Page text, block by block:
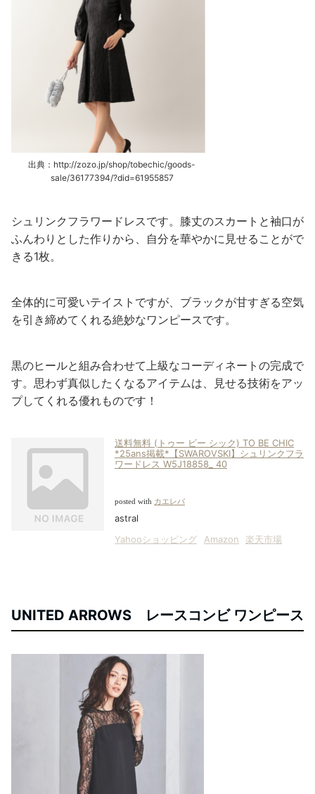
出典：http://zozo.jp/shop/tobechic/goods-
sale/36177394/?did=61955857
シュリンクフラワードレスです。膝丈のスカートと袖口が
ふんわりとした作りから、自分を華やかに見せることがで
きる1枚。
全体的に可愛いテイストですが、ブラックが甘すぎる空気
を引き締めてくれる絶妙なワンピースです。
黒のヒールと組み合わせて上級なコーディネートの完成で
す。思わず真似したくなるアイテムは、見せる技術をアッ
プしてくれる優れものです！
送料無料 (トゥー ビー シック) TO BE CHIC
*25ans掲載*【SWAROVSKI】シュリンクフラ
ワードレス W5J18858_ 40
posted with カエレバ
astral
Yahooショッピング
Amazon 楽天市場
UNITED ARROWS レースコンビ ワンピース